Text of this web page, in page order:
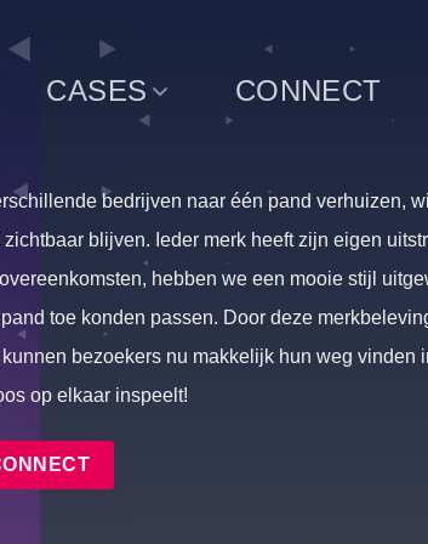
CASES CONNECT
bedrijven naar één pand verhuizen,
zichtbaar blijven. Ieder merk heeft zijn eigen
hebben we een mooie stijl
toe konden passen. Door deze
bezoekers nu makkelijk hun weg vinden
op elkaar inspeelt!